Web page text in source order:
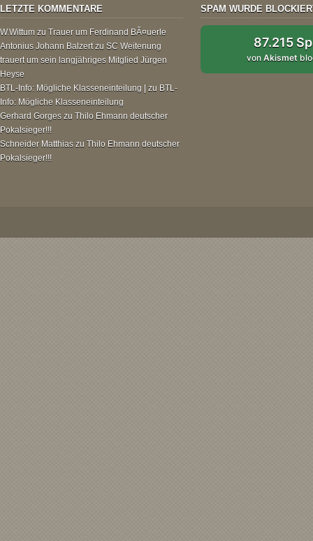
LETZTE KOMMENTARE
W.Wittum zu Trauer um Ferdinand BÃ¤uerle
Antonius Johann Balzertzu SC Weitenung
trauert um sein langjähriges Mitglied Jürgen
Heyse
BTL-Info: Mögliche Klasseneinteilung | zu BTL-
Info: Mögliche Klasseneinteilung
Gerhard Gorges zu Thilo Ehmann deutscher
Pokalsieger!!!
Schneider Matthias zu Thilo Ehmann deutscher
Pokalsieger!!!
SPAM WURDE
87.215
vonAkismet